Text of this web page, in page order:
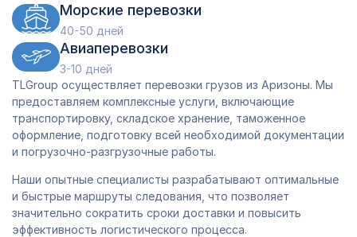
Морские перевозки
40-50 дней
Авиаперевозки
3-10 дней
TLGroup осуществляет перевозки грузов из Аризоны. Мы
предоставляем комплексные услуги, включающие
транспортировку, складское хранение, таможенное
оформление, подготовку всей необходимой документации
и погрузочно-разгрузочные работы.
Наши опытные специалисты разрабатывают оптимальные
и быстрые маршруты следования, что позволяет
значительно сократить сроки доставки и повысить
эффективность логистического процесса.